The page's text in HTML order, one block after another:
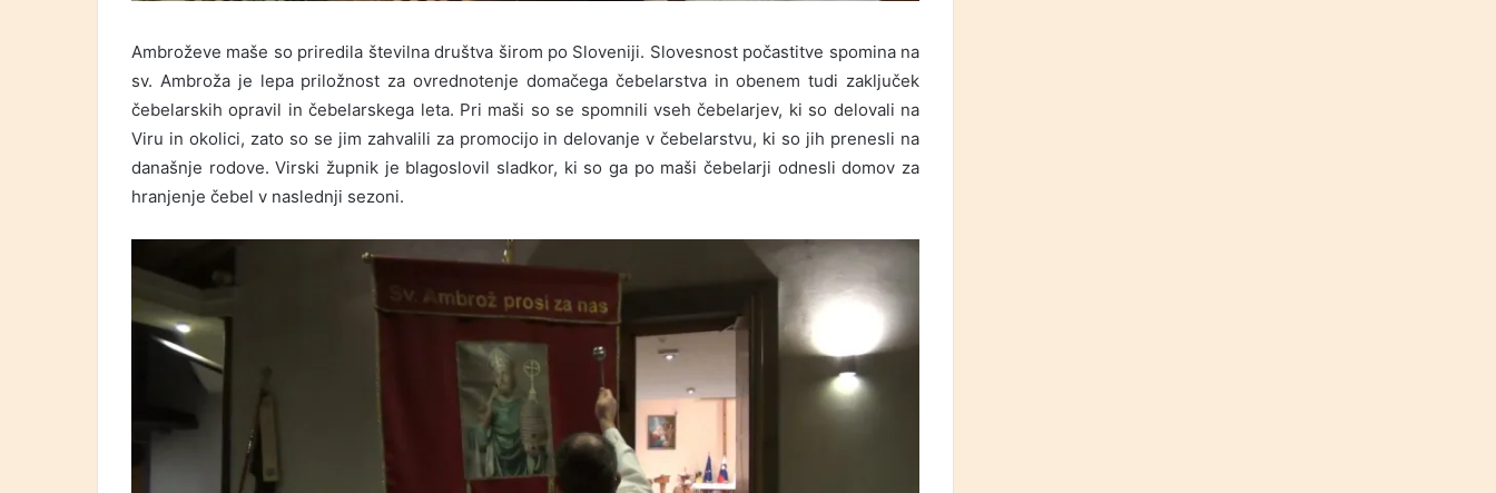
Ambroževe maše so priredila številna društva širom po Sloveniji. Slovesnost počastitve spomina na
sv. Ambroža je lepa priložnost za ovrednotenje domačega čebelarstva in obenem tudi zaključek
čebelarskih opravil in čebelarskega leta. Pri maši so se spomnili vseh čebelarjev, ki so delovali na
Viru in okolici, zato so se jim zahvalili za promocijo in delovanje v čebelarstvu, ki so jih prenesli na
današnje rodove. Virski župnik je blagoslovil sladkor, ki so ga po maši čebelarji odnesli domov za
hranjenje čebel v naslednji sezoni.